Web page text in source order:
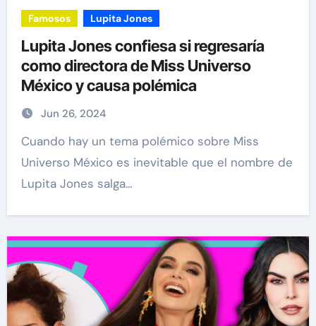
Famosos Lupita Jones
Lupita Jones confiesa si regresaría
como directora de Miss Universo
México y causa polémica
Jun 26, 2024
Cuando hay un tema polémico sobre Miss
Universo México es inevitable que el nombre de
Lupita Jones salga…